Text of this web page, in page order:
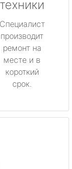
техники
Специалист
производит
ремонт на
месте и в
короткий
срок.